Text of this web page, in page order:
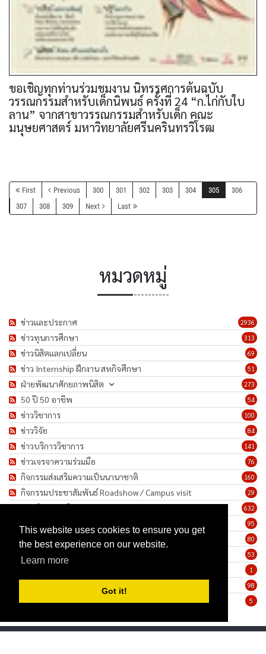
This website uses cookies to ensure you get
the best experience on our website.
Learn more
Got it!
ขอเชิญทุกท่านร่วมชมงาน นิทรรศการต้นฉบับ
วรรณกรรมสำหรับเด็กนิพนธ์ ครั้งที่ 24 “ก.ไก่กับใบ
ลาน” จากสาขาวรรณกรรมสำหรับเด็ก คณะ
มนุษยศาสตร์ มหาวิทยาลัยศรีนครินทรวิโรฒ
First Previous 300 301 302 303 304 305
306
307
308 309 Next Last
หมวดหมู่
2936
ข่าวและประกาศ
313
ข่าวทุนการศึกษา
69
ข่าวนิสิตแลกเปลี่ยน
51
ข่าว Internship ฝึกงาน สหกิจศึกษา
273
ฝ่ายพัฒนาศักยภาพนิสิต
54
50 ปี 50 อาชีพ
100
ข่าววิชาการ
84
ข่าววิจัย
141
ข่าวบริการวิชาการ
76
ข่าวเจรจาความร่วมมือ
160
กิจกรรมส่งเสริมความเป็นนานาชาติ
29
กิจกรรมประชาสัมพันธ์ Roadshow / Campus visit
632
ภาพกิจกรรม/โครงการ
95
80
ทำนุบำรุงศิลปวัฒนธรรม
53
ข่าวประกาศรับสมัครงาน
1
98
5
มาตรการป้องกันการแพร่ระบาดของเชื้อโรค COVID-19